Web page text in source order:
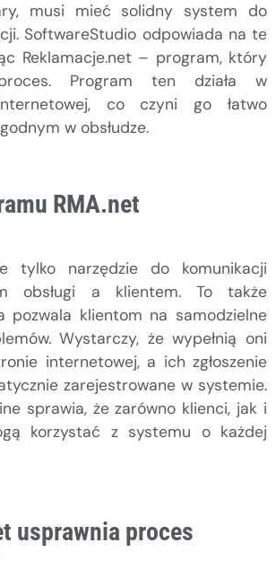
musi mieć solidny system do
SoftwareStudio odpowiada na te
Reklamacje.net – program, który
Program ten działa w
co czyni go łatwo
w obsłudze.
RMA.net
tylko narzędzie do komunikacji
obsługi a klientem. To także
pozwala klientom na samodzielne
Wystarczy, że wypełnią oni
internetowej, a ich zgłoszenie
zarejestrowane w systemie.
sprawia, że zarówno klienci, jak i
korzystać z systemu o każdej
usprawnia proces